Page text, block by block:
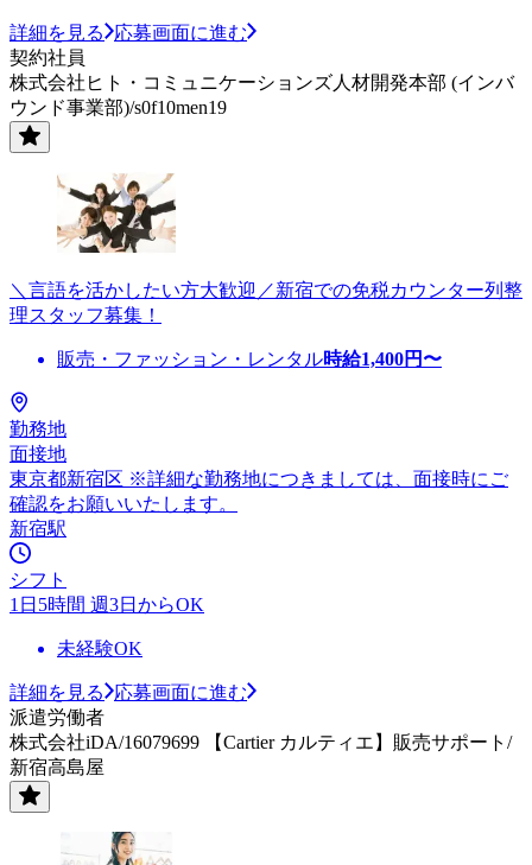
詳細を見る
応募画面に進む
契約社員
株式会社ヒト・コミュニケーションズ人材開発本部 (インバ
ウンド事業部)/s0f10men19
＼言語を活かしたい方大歓迎／新宿での免税カウンター列整
理スタッフ募集！
販売・ファッション・レンタル時給1,400円〜
勤務地
面接地
東京都新宿区 ※詳細な勤務地につきましては、面接時にご
確認をお願いいたします。
新宿駅
シフト
1日5時間 週3日からOK
未経験OK
詳細を見る
応募画面に進む
派遣労働者
株式会社iDA/16079699 【Cartier カルティエ】販売サポート/
新宿高島屋